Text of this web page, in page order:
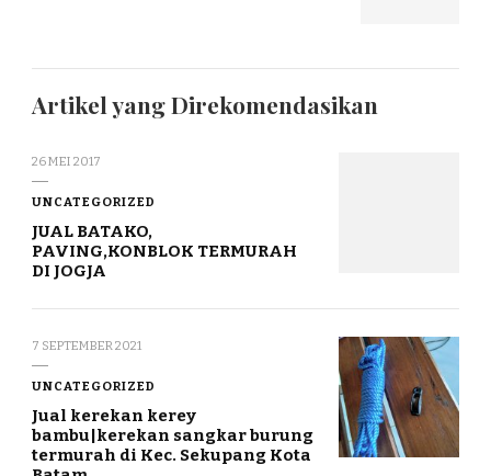
Artikel yang Direkomendasikan
26 MEI 2017
UNCATEGORIZED
JUAL BATAKO,
PAVING,KONBLOK TERMURAH
DI JOGJA
7 SEPTEMBER 2021
UNCATEGORIZED
Jual kerekan kerey
bambu|kerekan sangkar burung
termurah di Kec. Sekupang Kota